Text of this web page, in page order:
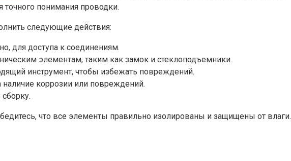
понимания проводки.
следующие действия:
для доступа к соединениям.
элементам, таким как замок и стеклоподъемники.
инструмент, чтобы избежать повреждений.
наличие коррозии или повреждений.
что все элементы правильно изолированы и защищены от влаги.